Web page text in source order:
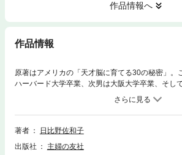
作品情報へ
作品情報
原著はアメリカの「天才脳に育てる30の秘密」。
ハーバード大学卒業、次男は大阪大学卒業、そし
医師である日比野佐和子氏が自身の体験も踏まえ
ぐの1000日は脳の活性化に最重要」「賢い脳を作
を育てるための栄養(食)」「脳に影響する病気、
害や薬の問題」「有益な本やゲームの紹介」など
子育て法であるが、ごく普通の家庭でも活かせる内
著者
日比野佐和子
出版社
主婦の友社